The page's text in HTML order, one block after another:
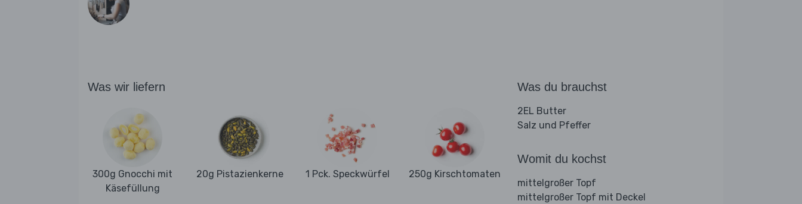
Was wir liefern
300g Gnocchi mit
Käsefüllung
20g Pistazienkerne 1 Pck. Speckwürfel 250g Kirschtomaten
Was du brauchst
2EL Butter
Salz und Pfeffer
Womit du kochst
mittelgroßer Topf
mittelgroßer Topf mit Deckel